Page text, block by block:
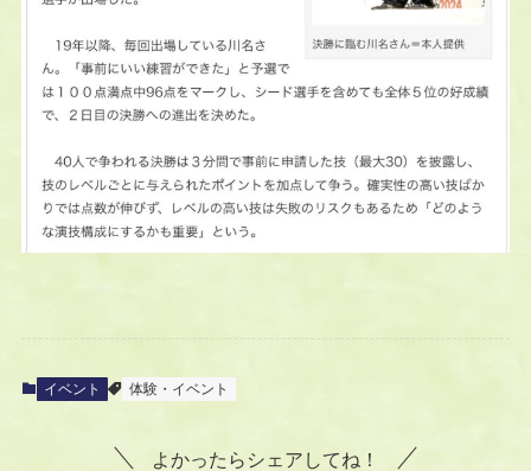
イベント 体験・イベント
よかったらシェアしてね！